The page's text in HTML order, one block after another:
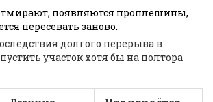
появляются проплешины,
пересевать заново.
долгого перерыва в
участок хотя бы на полтора